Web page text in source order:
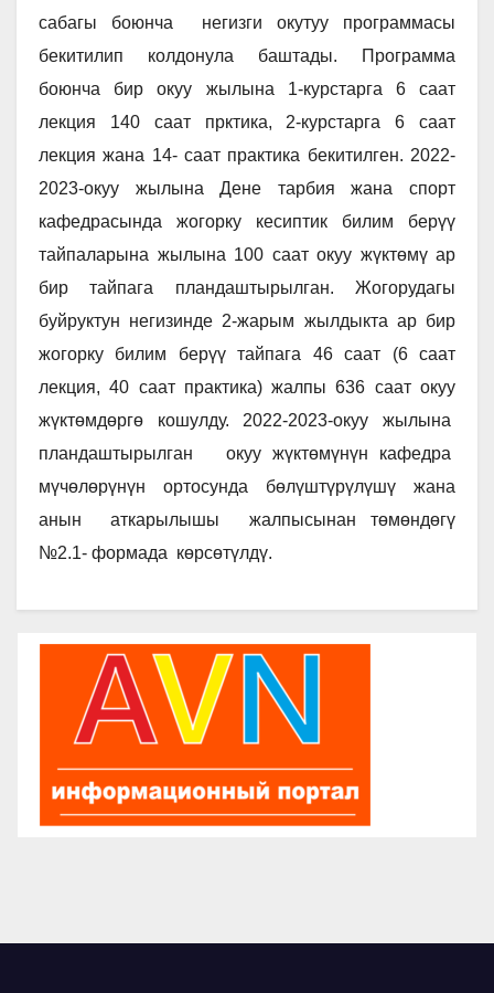
сабагы боюнча негизги окутуу программасы
бекитилип колдонула баштады. Программа
боюнча бир окуу жылына 1-курстарга 6 саат
лекция 140 саат прктика, 2-курстарга 6 саат
лекция жана 14- саат практика бекитилген. 2022-
2023-окуу жылына Дене тарбия жана спорт
кафедрасында жогорку кесиптик билим берүү
тайпаларына жылына 100 саат окуу жүктөмү ар
бир тайпага пландаштырылган. Жогорудагы
буйруктун негизинде 2-жарым жылдыкта ар бир
жогорку билим берүү тайпага 46 саат (6 саат
лекция, 40 саат практика) жалпы 636 саат окуу
жүктөмдөргө кошулду. 2022-2023-окуу жылына
пландаштырылган окуу жүктөмүнүн кафедра
мүчөлөрүнүн ортосунда бөлүштүрүлүшү жана
анын аткарылышы жалпысынан төмөндөгү
№2.1- формада көрсөтүлдү.